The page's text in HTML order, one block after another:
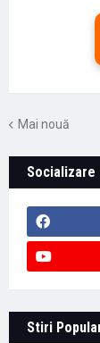
Mai nouă
Socializare
Stiri